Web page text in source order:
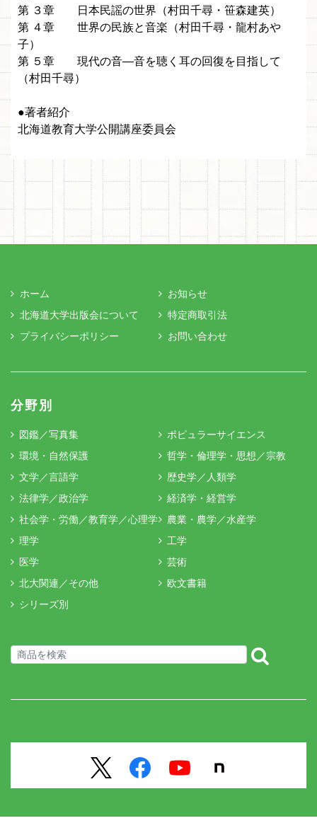
第 ３章 日本民謡の世界（村田千尋・笹森建英）
第 ４章 世界の民族と音楽（村田千尋・龍村あや
子）
第 ５章 現代の音—音を聴く耳の回復を目指して
（村田千尋）
●著者紹介
北海道教育大学公開講座委員会
ホーム
お知らせ
北海道大学出版会について
特定商取引法
プライバシーポリシー
お問い合わせ
分野別
図鑑／写真集
ポピュラーサイエンス
環境・自然保護
哲学・倫理学・思想／宗教
文学／言語学
歴史学／人類学
法律学／政治学
経済学・経営学
社会学・労働／教育学／心理学
農業・農学／水産学
理学
工学
医学
芸術
北大関連／その他
欧文書籍
シリーズ別